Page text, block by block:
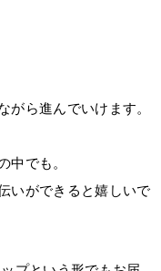
がら進んでいけます。
中でも。
いができると嬉しいで